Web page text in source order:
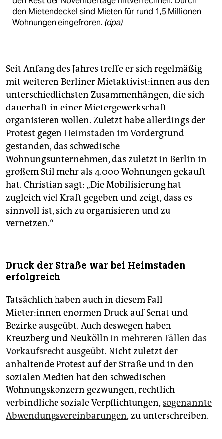
den Mietendeckel sind Mieten für rund 1,5 Millionen
Wohnungen eingefroren. (dpa)
Seit Anfang des Jahres treffe er sich regelmäßig
mit weiteren Berliner Mietaktivist:innen aus den
unterschiedlichsten Zusammenhängen, die sich
dauerhaft in einer Mietergewerkschaft
organisieren wollen. Zuletzt habe allerdings der
Protest gegen Heimstaden im Vordergrund
gestanden, das schwedische
Wohnungsunternehmen, das zuletzt in Berlin in
großem Stil mehr als 4.000 Wohnungen gekauft
hat. Christian sagt: „Die Mobilisierung hat
zugleich viel Kraft gegeben und zeigt, dass es
sinnvoll ist, sich zu organisieren und zu
vernetzen.“
Druck der Straße war bei Heimstaden
erfolgreich
Tatsächlich haben auch in diesem Fall
Mieter:innen enormen Druck auf Senat und
Bezirke ausgeübt. Auch deswegen haben
Kreuzberg und Neukölln in mehreren Fällen das
Vorkaufsrecht ausgeübt. Nicht zuletzt der
anhaltende Protest auf der Straße und in den
sozialen Medien hat den schwedischen
Wohnungskonzern gezwungen, rechtlich
verbindliche soziale Verpflichtungen, sogenannte
Abwendungsvereinbarungen, zu unterschreiben.